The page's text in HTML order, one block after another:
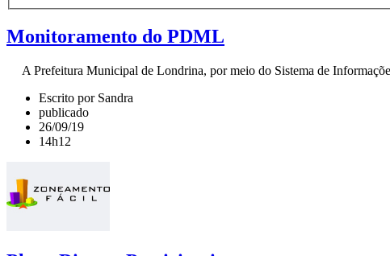
Monitoramento do PDML
A Prefeitura Municipal de Londrina, por meio do Sistema de
Escrito por Sandra
publicado
26/09/19
14h12